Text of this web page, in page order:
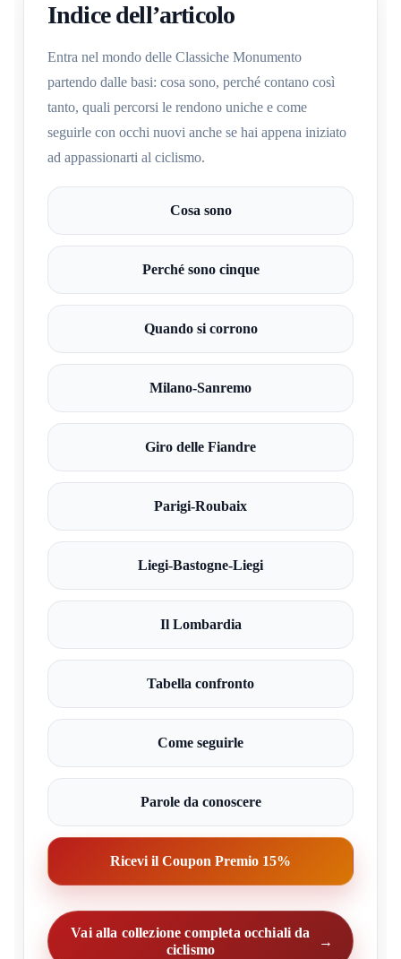
Indice dell’articolo
Entra nel mondo delle Classiche Monumento
partendo dalle basi: cosa sono, perché contano così
tanto, quali percorsi le rendono uniche e come
seguirle con occhi nuovi anche se hai appena iniziato
ad appassionarti al ciclismo.
Cosa sono
Perché sono cinque
Quando si corrono
Milano-Sanremo
Giro delle Fiandre
Parigi-Roubaix
Liegi-Bastogne-Liegi
Il Lombardia
Tabella confronto
Come seguirle
Parole da conoscere
Ricevi il Coupon Premio 15%
Vai alla collezione completa occhiali da
ciclismo